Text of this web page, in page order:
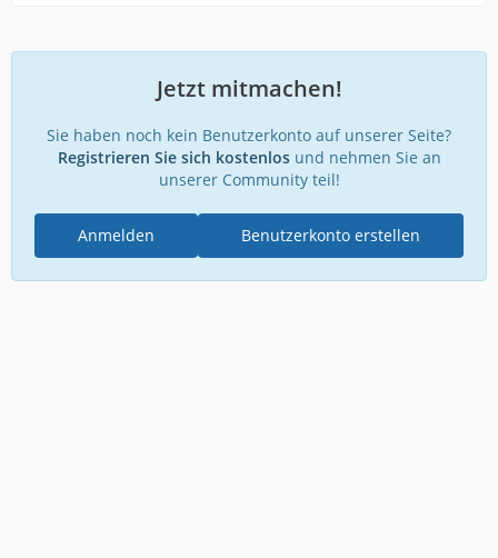
Jetzt mitmachen!
Sie haben noch kein Benutzerkonto auf unserer Seite?
Registrieren Sie sich kostenlosund nehmen Sie an
unserer Community teil!
Benutzerkonto erstellen
Anmelden